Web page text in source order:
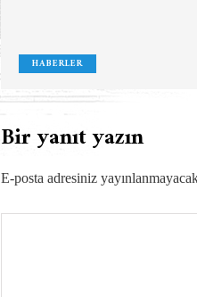
HABERLER
Bir yanıt yazın
E-posta adresiniz